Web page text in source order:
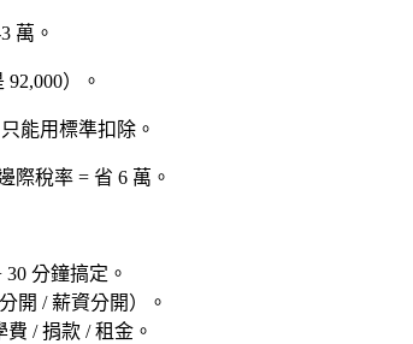
萬。
）。
能用標準扣除。
際稅率 = 省 6 萬。
分鐘搞定。
開 / 薪資分開）。
費 / 捐款 / 租金。